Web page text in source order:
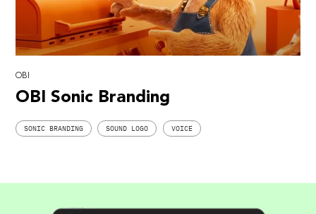
OBI
OBI Sonic Branding
SONIC BRANDING SOUND LOGO VOICE